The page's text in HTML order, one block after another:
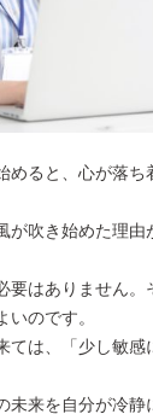
ると、心が落ち
が吹き始めた理由
要はありません。
いのです。
ては、「少し敏感
未来を自分が冷静